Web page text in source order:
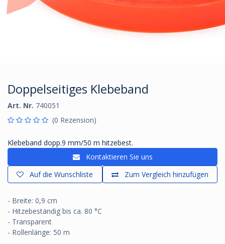
Doppelseitiges Klebeband
Art. Nr. 740051
(0 Rezension)
Klebeband dopp.9 mm/50 m hitzebest.
Kontaktieren Sie uns
Zum Vergleich hinzufügen
Auf die Wunschliste
- Breite: 0,9 cm
- Hitzebeständig bis ca. 80 °C
- Transparent
- Rollenlänge: 50 m